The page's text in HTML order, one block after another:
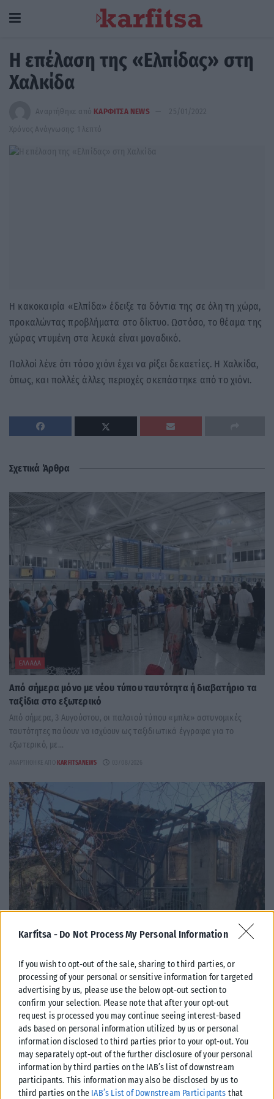
Karfitsa - Do Not Process My Personal Information
If you wish to opt-out of the sale, sharing to third parties, or
processing of your personal or sensitive information for targeted
advertising by us, please use the below opt-out section to
confirm your selection. Please note that after your opt-out
request is processed you may continue seeing interest-based
ads based on personal information utilized by us or personal
information disclosed to third parties prior to your opt-out. You
may separately opt-out of the further disclosure of your personal
information by third parties on the IAB’s list of downstream
participants. This information may also be disclosed by us to
third parties on the IAB’s List of Downstream Participants that
Η επέλαση της «Ελπίδας» στη
Χαλκίδα
Αναρτήθηκε από ΚΑΡΦΙΤΣΑ NEWS
25/01/2022
Χρόνος Ανάγνωσης: 1 λεπτό
Η κακοκαιρία «Ελπίδα» έδειξε τα δόντια της σε όλη τη χώρα,
προκαλώντας προβλήματα στο δίκτυο. Ωστόσο, το θέαμα της
χώρας ντυμένη στα λευκά είναι μοναδικό.
Πολλοί λένε ότι τόσο χιόνι έχει να ρίξει δεκαετίες. Η Χαλκίδα,
όπως, και πολλές άλλες περιοχές σκεπάστηκε από το χιόνι.
Σχετικά Άρθρα
ΕΛΛΆΔΑ
Από σήμερα μόνο με νέου τύπου ταυτότητα ή διαβατήριο τα
ταξίδια στο εξωτερικό
Από σήμερα, 3 Αυγούστου, οι παλαιού τύπου «μπλε» αστυνομικές
ταυτότητες παύουν να ισχύουν ως ταξιδιωτικά έγγραφα για το
εξωτερικό, με...
ΑΝΑΡΤΉΘΗΚΕ ΑΠΌ KARFITSANEWS
Υπουργείο Κλιματικής Κρίσης: Ενέργειες για την κρατική
αρωγή προς τους πυρόπληκτους
Σε εξέλιξη βρίσκονται οι διαδικασίες κρατικής αρωγής για τις περιοχές
που επλήγησαν από τις πρόσφατες πυρκαγιές, με τις αρμόδιες αρχές...
ΑΝΑΡΤΉΘΗΚΕ ΑΠΌ KARFITSANEWS 02/08/2026